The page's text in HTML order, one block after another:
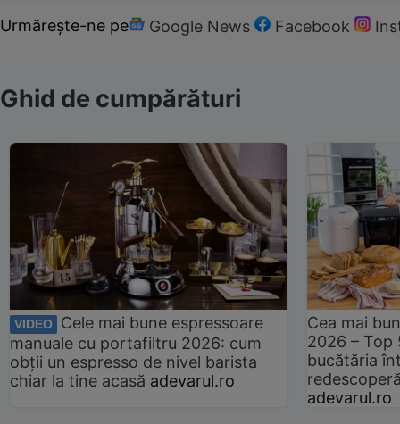
Urmărește-ne pe Google News Facebook
Ghid de cumpărături
VIDEO
Cele mai bune espressoare
manuale cu portafiltru 2026: cum
obții un espresso de nivel barista
chiar la tine acasă adevarul.ro
Cea mai
2026 –
bucătăria
adevarul.ro